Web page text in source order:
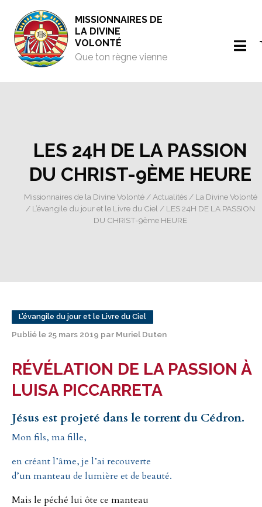
MISSIONNAIRES DE
LA DIVINE
VOLONTÉ
Que ton règne vienne
LES 24H DE LA PASSION
DU CHRIST-9ÈME HEURE
Missionnaires de la Divine Volonté/ Actualités/ La Divine Volonté
/ L’évangile du jour et le Livre du Ciel / LES 24H DE LA PASSION
DU CHRIST-9ème HEURE
L’évangile du jour et le Livre du Ciel
Publié le 25 mars 2019 par Muriel Duten
RÉVÉLATION DE LA PASSION À
LUISA PICCARRETA
Jésus est projeté dans le torrent du Cédron.
Mon fils, ma fille,
en créant l’âme, je l’ai recouverte
d’un manteau de lumière et de beauté.
Mais le péché lui ôte ce manteau